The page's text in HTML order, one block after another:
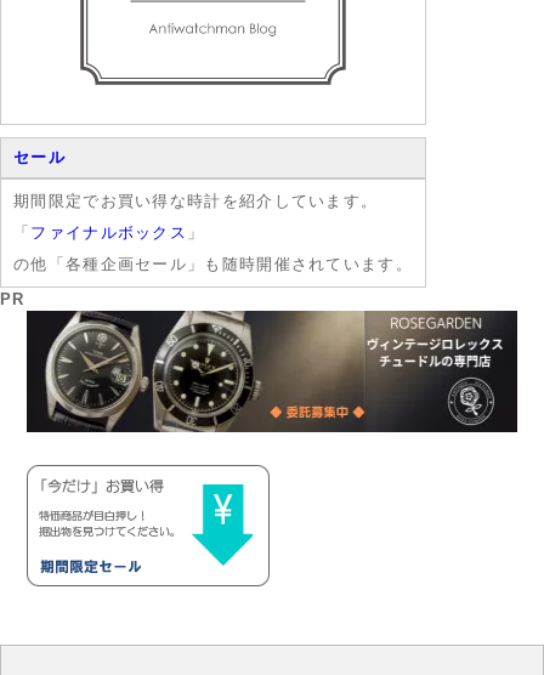
セール
期間限定でお買い得な時計を紹介しています。
「 ファイナルボックス 」
の他「各種企画セール」も随時開催されています。
PR